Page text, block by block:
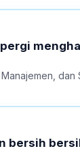
bersih